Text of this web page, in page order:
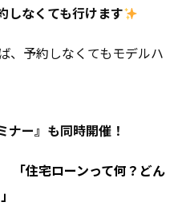
しなくても行けます
、予約しなくてもモデルハ
ナー』も同時開催！
「住宅ローンって何？どん